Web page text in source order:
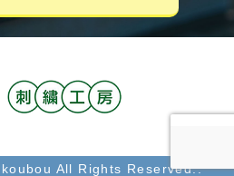
All Rights Reserved..